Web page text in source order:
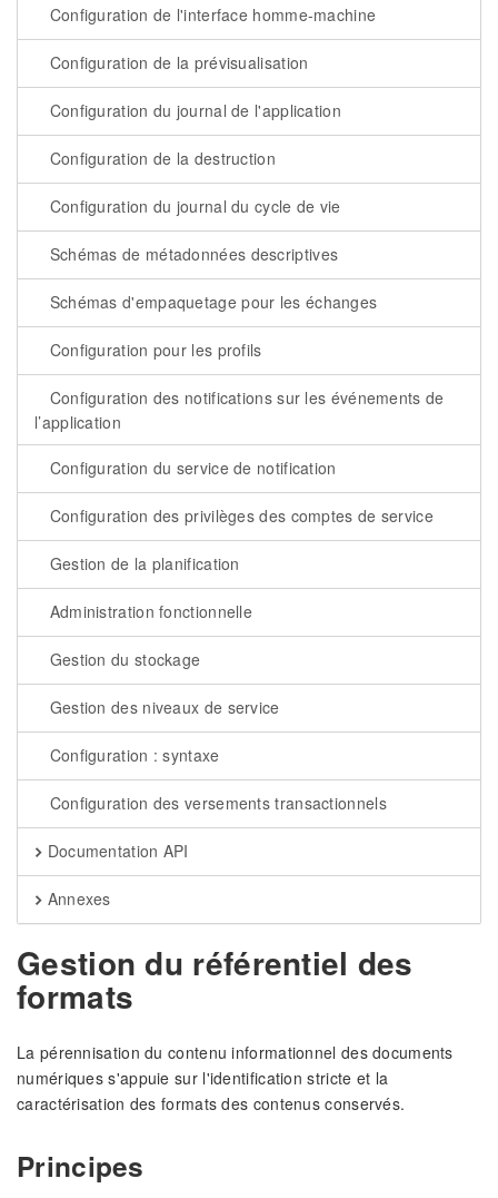
Configuration de l'interface homme-machine
Configuration de la prévisualisation
Configuration du journal de l'application
Configuration de la destruction
Configuration du journal du cycle de vie
Schémas de métadonnées descriptives
Schémas d'empaquetage pour les échanges
Configuration pour les profils
Configuration des notifications sur les événements de
l’application
Configuration du service de notification
Configuration des privilèges des comptes de service
Gestion de la planification
Administration fonctionnelle
Gestion du stockage
Gestion des niveaux de service
Configuration : syntaxe
Configuration des versements transactionnels
Documentation API
Annexes
Gestion du référentiel des
formats
La pérennisation du contenu informationnel des documents
numériques s'appuie sur l'identification stricte et la
caractérisation des formats des contenus conservés.
Principes